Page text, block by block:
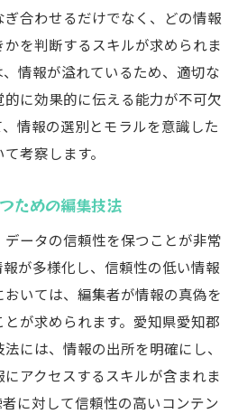
合わせるだけでなく、どの情報
を判断するスキルが求められま
情報が溢れているため、適切な
に効果的に伝える能力が不可欠
情報の選別とモラルを意識した
考察します。
ための編集技法
ータの信頼性を保つことが非常
が多様化し、信頼性の低い情報
いては、編集者が情報の真偽を
が求められます。愛知県愛知郡
には、情報の出所を明確にし、
アクセスするスキルが含まれま
に対して信頼性の高いコンテン